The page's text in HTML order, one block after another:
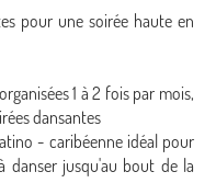
pour une soirée haute en
1 à 2 fois par mois,
dansantes
- caribéenne idéal pour
danser jusqu'au bout de la